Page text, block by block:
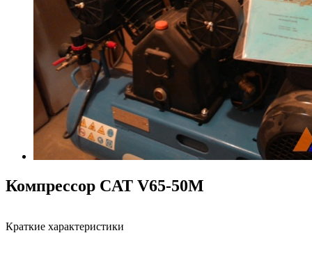
Компрессор CAT V65-50M
Краткие характеристики